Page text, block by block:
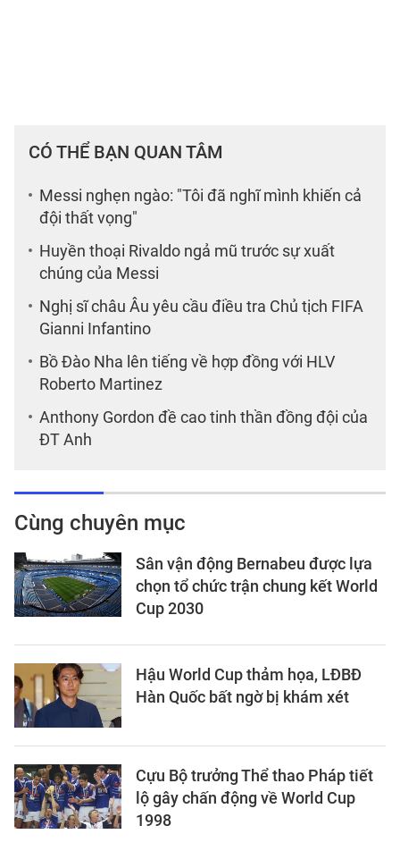
CÓ THỂ BẠN QUAN TÂM
Messi nghẹn ngào: "Tôi đã nghĩ mình khiến cả
đội thất vọng"
Huyền thoại Rivaldo ngả mũ trước sự xuất
chúng của Messi
Nghị sĩ châu Âu yêu cầu điều tra Chủ tịch FIFA
Gianni Infantino
Bồ Đào Nha lên tiếng về hợp đồng với HLV
Roberto Martinez
Anthony Gordon đề cao tinh thần đồng đội của
ĐT Anh
Cùng chuyên mục
Sân vận động Bernabeu được lựa
chọn tổ chức trận chung kết World
Cup 2030
Hậu World Cup thảm họa, LĐBĐ
Hàn Quốc bất ngờ bị khám xét
Cựu Bộ trưởng Thể thao Pháp tiết
lộ gây chấn động về World Cup
1998